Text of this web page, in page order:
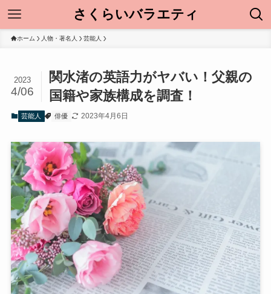
さくらいバラエティ
ホーム 人物・著名人 芸能人
関水渚の英語力がヤバい！父親の
国籍や家族構成を調査！
2023
4/06
芸能人 俳優 2023年4月6日